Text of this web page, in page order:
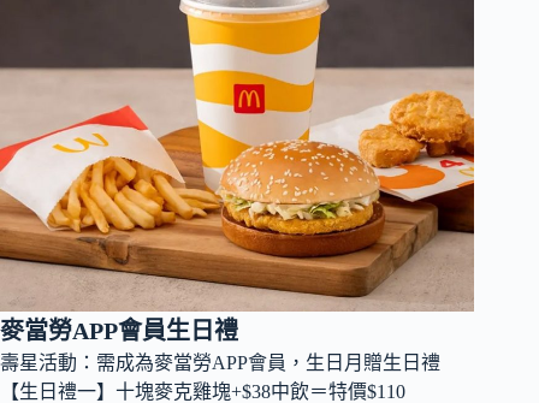
麥當勞APP會員生日禮
壽星活動：需成為麥當勞APP會員，生日月贈生日禮
【生日禮一】十塊麥克雞塊+$38中飲＝特價$110